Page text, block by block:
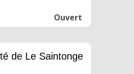
Ouvert
de Le Saintonge